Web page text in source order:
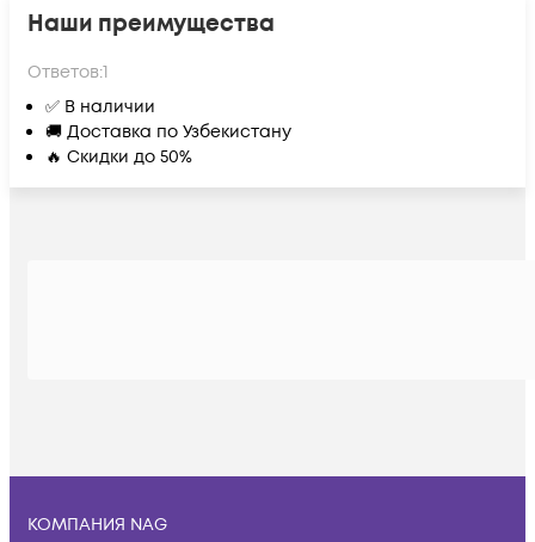
Наши преимущества
Ответов:1
✅ В наличии
🚚 Доставка по Узбекистану
🔥 Скидки до 50%
КОМПАНИЯ NAG